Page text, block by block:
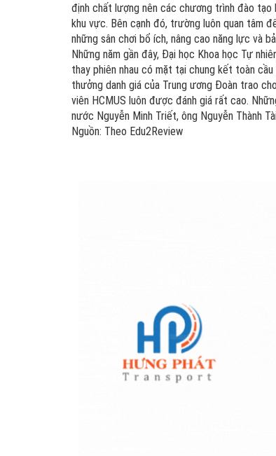
định chất lượng nên các chương trình đào
khu vực. Bên cạnh đó, trường luôn quan tâm
những sân chơi bổ ích, nâng cao năng lực và
Những năm gần đây, Đại học Khoa học Tự
thay phiên nhau có mặt tại chung kết toàn
thưởng danh giá của Trung ương Đoàn trao
viên HCMUS luôn được đánh giá rất cao.
nước Nguyễn Minh Triết, ông Nguyễn Thành
Nguồn: Theo Edu2Review